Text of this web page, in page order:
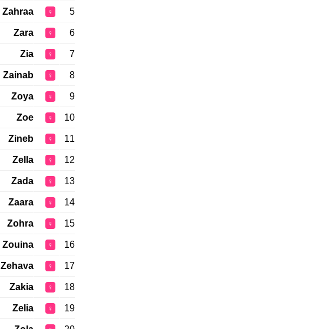
5
♀
Zahraa
6
♀
Zara
7
♀
Zia
8
♀
Zainab
9
♀
Zoya
10
♀
Zoe
11
♀
Zineb
12
♀
Zella
13
♀
Zada
14
♀
Zaara
15
♀
Zohra
16
♀
Zouina
17
♀
Zehava
18
♀
Zakia
19
♀
Zelia